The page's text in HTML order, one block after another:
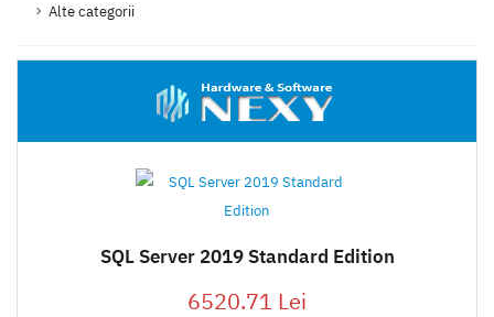
Alte categorii
SQL Server 2019 Standard Edition
6520.71 Lei